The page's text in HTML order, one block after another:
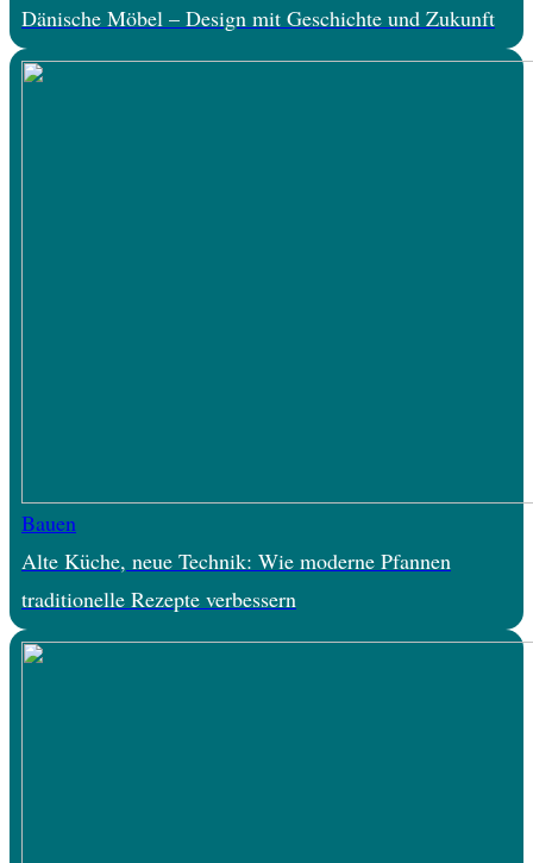
Dänische Möbel – Design mit Geschichte und Zukunft
Bauen
Alte Küche, neue Technik: Wie moderne Pfannen
traditionelle Rezepte verbessern